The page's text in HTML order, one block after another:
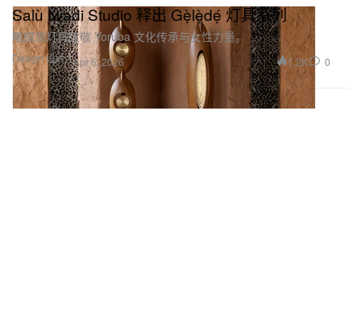
Design 设计
Salù Iwadi Studio 释出 Gẹ̀lẹ̀dẹ́ 灯具系列
雕塑感灯具致敬 Yoruba 文化传承与女性力量。
Apr 6, 2026 1.2K 0